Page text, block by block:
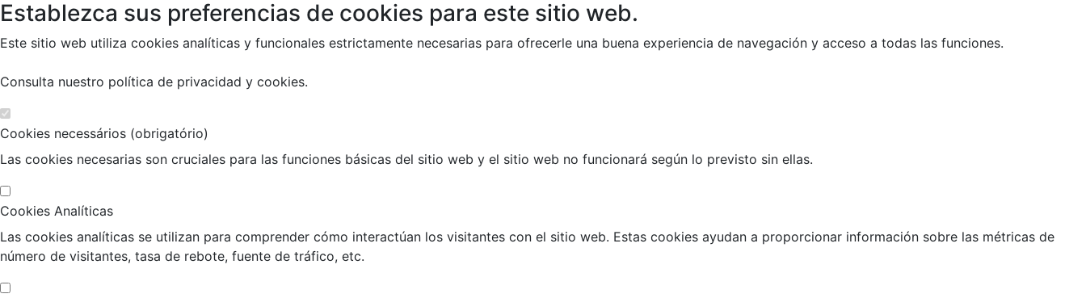
Establezca sus preferencias de cookies para este sitio web.
Este sitio web utiliza cookies analíticas y funcionales estrictamente necesarias para ofrecerle una buena experiencia de navegación y acceso a todas las funciones.
Consulta nuestro política de privacidad y cookies.
Cookies necessários (obrigatório)
Las cookies necesarias son cruciales para las funciones básicas del sitio web y el sitio web no funcionará según lo previsto sin ellas.
Cookies Analíticas
Las cookies analíticas se utilizan para comprender cómo interactúan los visitantes con el sitio web. Estas cookies ayudan a proporcionar información sobre las métricas de
número de visitantes, tasa de rebote, fuente de tráfico, etc.